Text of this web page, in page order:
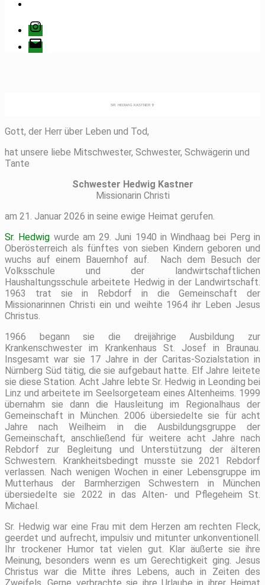
Instagram
E-
Mail
SR. HEDWIG KASTNER ✞
Gott, der Herr über Leben und Tod,
hat unsere liebe Mitschwester, Schwester, Schwägerin und
Tante
Schwester Hedwig Kastner
Missionarin Christi
am 21. Januar 2026 in seine ewige Heimat gerufen.
Sr. Hedwig wurde am 29. Juni 1940 in Windhaag bei Perg in
Oberösterreich als fünftes von sieben Kindern geboren und
wuchs auf einem Bauernhof auf. Nach dem Besuch der
Volksschule und der landwirtschaftlichen
Haushaltungsschule arbeitete Hedwig in der Landwirtschaft.
1963 trat sie in Rebdorf in die Gemeinschaft der
Missionarinnen Christi ein und weihte 1964 ihr Leben Jesus
Christus.
1966 begann sie die dreijährige Ausbildung zur
Krankenschwester im Krankenhaus St. Josef in Braunau.
Insgesamt war sie 17 Jahre in der Caritas-Sozialstation in
Nürnberg Süd tätig, die sie aufgebaut hatte. Elf Jahre leitete
sie diese Station. Acht Jahre lebte Sr. Hedwig in Leonding bei
Linz und arbeitete im Seelsorgeteam eines Altenheims. 1999
übernahm sie dann die Hausleitung im Regionalhaus der
Gemeinschaft in München. 2006 übersiedelte sie für acht
Jahre nach Weilheim in die Ausbildungsgruppe der
Gemeinschaft, anschließend für weitere acht Jahre nach
Rebdorf zur Begleitung und Unterstützung der älteren
Schwestern. Krankheitsbedingt musste sie 2021 Rebdorf
verlassen. Nach wenigen Wochen in einer Lebensgruppe im
Mutterhaus der Barmherzigen Schwestern in München
übersiedelte sie 2022 in das Alten- und Pflegeheim St.
Michael.
Sr. Hedwig war eine Frau mit dem Herzen am rechten Fleck,
geerdet und aufrecht, impulsiv und mitunter unkonventionell.
Ihr trockener Humor tat vielen gut. Klar äußerte sie ihre
Meinung, besonders wenn es um Gerechtigkeit ging. Jesus
Christus war die Mitte ihres Lebens, auch in Zeiten des